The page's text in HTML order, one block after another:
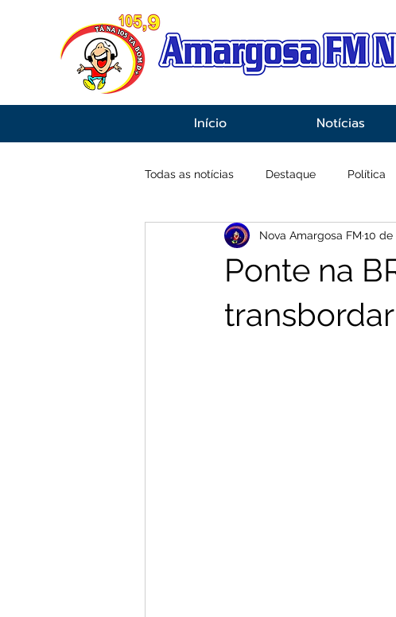
Início Notícias
Todas as notícias Destaque Política
Economia Esportes
Ponte na
transbordar
Nova Amargosa FM 10 de